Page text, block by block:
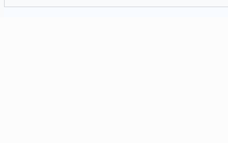
Şiir